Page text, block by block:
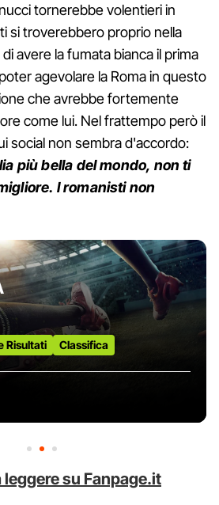
tornerebbe volentieri in
si troverebbero proprio nella
avere la fumata bianca il prima
agevolare la Roma in questo
che avrebbe fortemente
come lui. Nel frattempo però il
social non sembra d'accordo:
più bella del mondo, non ti
I romanisti non
Risultati Classifica
leggere su Fanpage.it